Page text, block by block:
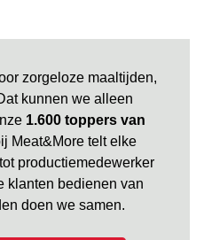
zorgeloze maaltijden,
kunnen we alleen
1.600 toppers van
Meat&More telt elke
productiemedewerker
klanten bedienen van
doen we samen.